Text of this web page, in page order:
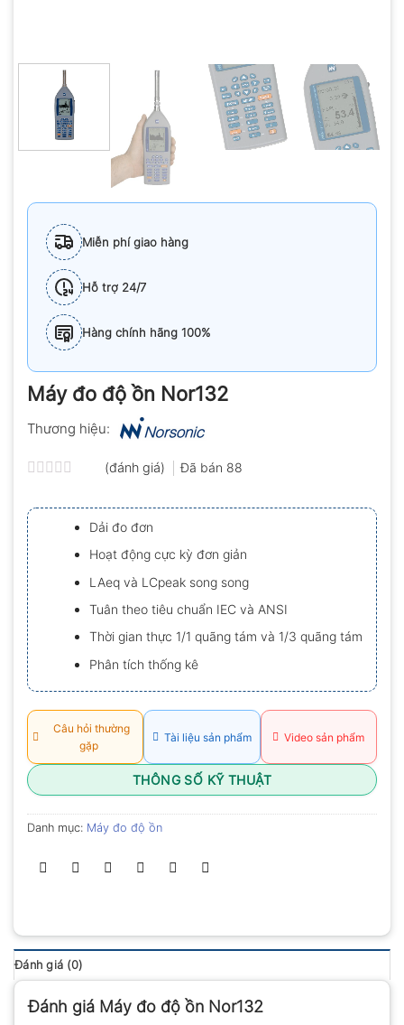
Miễn phí giao hàng
Hỗ trợ 24/7
Hàng chính hãng 100%
Máy đo độ ồn Nor132
Thương hiệu:
xếp
hạng
0.0
5
sao
(đánh giá) Đã bán 88
Dải đo đơn
Hoạt động cực kỳ đơn giản
LAeq và LCpeak song song
Tuân theo tiêu chuẩn IEC và ANSI
Thời gian thực 1/1 quãng tám và 1/3 quãng tám
Phân tích thống kê
Câu hỏi thường
gặp
Tài liệu sản phẩm Video sản phẩm
THÔNG SỐ KỸ THUẬT
Danh mục: Máy đo độ ồn
Đánh giá (0)
Đánh giá Máy đo độ ồn Nor132